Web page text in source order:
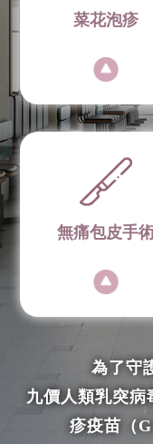
菜花泡疹
無痛包皮手
為了守
九價人類乳突
疹疫苗（